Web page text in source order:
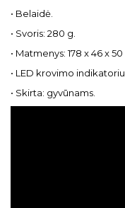
• Belaidė.
• Svoris: 280 g.
• Matmenys: 178 x 46 x 50
• LED krovimo
• Skirta: gyvūnams.